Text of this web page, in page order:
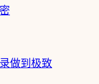
做到极致